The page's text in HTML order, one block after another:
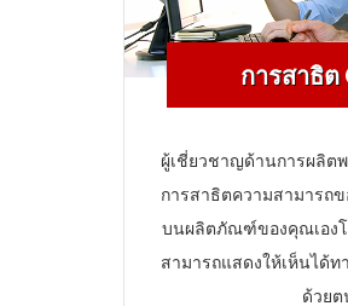
การสาธิต
ผู้เชี่ยวชาญด้านการผลิ
การสาธิตความสามารถข
บนผลิตภัณฑ์ของคุณเองโ
สามารถแสดงให้เห็นได้
ด้วยต